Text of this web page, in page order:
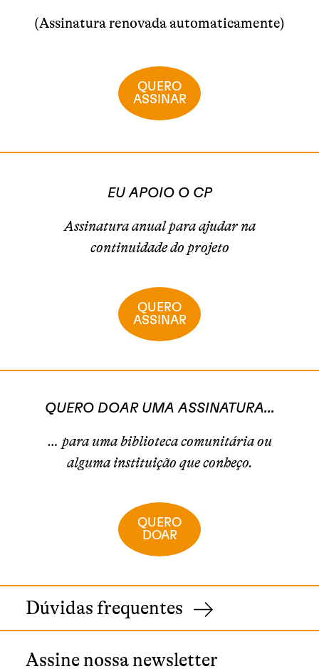
(Assinatura renovada automaticamente)
QUERO
ASSINAR
EU APOIO O CP
Assinatura anual para ajudar na
continuidade do projeto
QUERO
ASSINAR
QUERO DOAR UMA ASSINATURA...
… para uma biblioteca comunitária ou
alguma instituição que conheço.
QUERO
DOAR
Dúvidas frequentes
Assine nossa newsletter